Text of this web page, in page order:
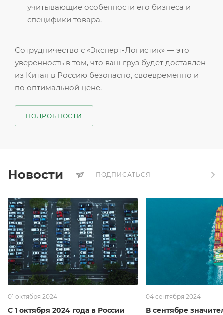
учитывающие особенности его бизнеса и
специфики товара.
Сотрудничество с «Эксперт-Логистик» — это
уверенность в том, что ваш груз будет доставлен
из Китая в Россию безопасно, своевременно и
по оптимальной цене.
ПОДРОБНОСТИ
Новости ПОДПИСАТЬСЯ
01 октября 2024
С 1 октября 2024 года в России
04 сентября 2024
В сентябре